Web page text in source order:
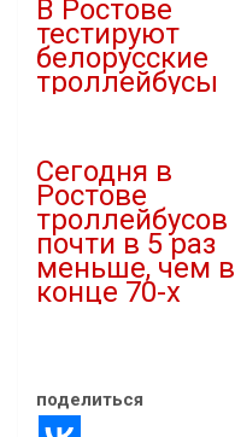
В Ростове
тестируют
белорусские
троллейбусы
Сегодня в
Ростове
троллейбусов
почти в 5 раз
меньше, чем в
конце 70-х
поделиться